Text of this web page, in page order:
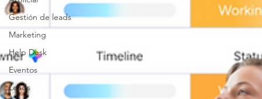
Gestión de leads
Marketing
Help Desk
Eventos
Leads